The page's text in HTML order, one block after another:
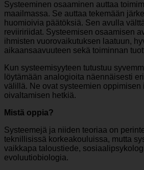
Systeeminen osaaminen auttaa
maailmassa. Se auttaa tekemään
huomioivia päätöksiä. Sen avulla
reviiririidat. Systeemisen osaamisen
ihmisten vuorovaikutuksen laatuun,
aikaansaavuuteen sekä toiminnan
Kun systeemisyyteen tutustuu
löytämään analogioita näennäisesti
välillä. Ne ovat systeemien oppimisen
oivaltamisen hetkiä.
Mistä oppia?
Systeemejä ja niiden teoriaa on
teknillisissä korkeakouluissa, mutta
vaikkapa taloustiede,
evoluutiobiologia.